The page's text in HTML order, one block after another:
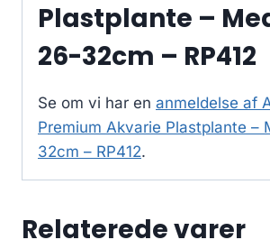
Plastplante –
26-32cm – RP412
Se om vi har en anmeldelse af
Premium Akvarie Plastplante –
32cm – RP412.
Relaterede varer